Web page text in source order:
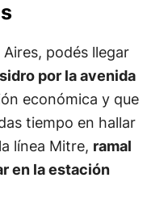
podés llegar
por la avenida
económica y que
tiempo en hallar
línea Mitre, ramal
en la estación